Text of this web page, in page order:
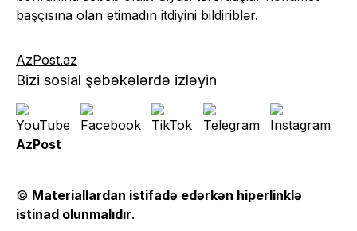
başçısına olan etimadın itdiyini bildiriblər.
AzPost.az
Bizi sosial şəbəkələrdə izləyin
AzPost
© Materiallardan istifadə edərkən hiperlinklə
istinad olunmalıdır.